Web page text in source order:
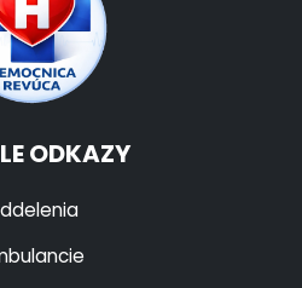
ODKAZY